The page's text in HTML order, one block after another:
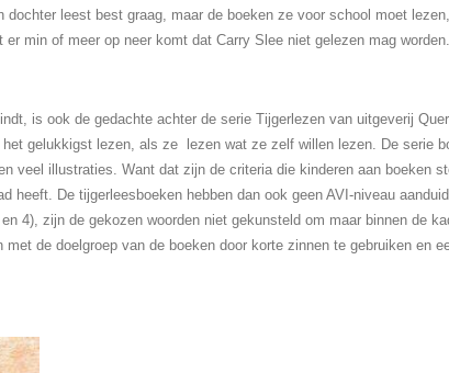
dochter leest best graag, maar de boeken ze voor school moet
min of meer op neer komt dat Carry Slee niet gelezen mag worden.
is ook de gedachte achter de serie Tijgerlezen van uitgeverij
gelukkigst lezen, als ze lezen wat ze zelf willen lezen. De serie
veel illustraties. Want dat zijn de criteria die kinderen aan boeken
heeft. De tijgerleesboeken hebben dan ook geen AVI-niveau
4), zijn de gekozen woorden niet gekunsteld om maar binnen de
de doelgroep van de boeken door korte zinnen te gebruiken en